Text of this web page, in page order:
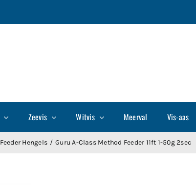
Zeevis Witvis Meerval Vis-aas
Feeder Hengels Guru A-Class Method Feeder 11ft 1-50g 2sec